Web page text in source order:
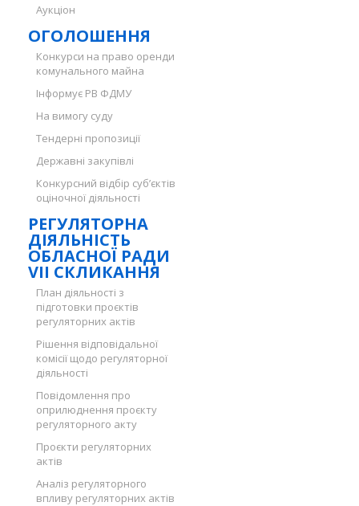
Аукціон
ОГОЛОШЕННЯ
Конкурси на право оренди
комунального майна
Інформує РВ ФДМУ
На вимогу суду
Тендерні пропозиції
Державні закупівлі
Конкурсний відбір суб’єктів
оціночної діяльності
РЕГУЛЯТОРНА
ДІЯЛЬНІСТЬ
ОБЛАСНОЇ РАДИ
VII СКЛИКАННЯ
План діяльності з
підготовки проєктів
регуляторних актів
Рішення відповідальної
комісії щодо регуляторної
діяльності
Повідомлення про
оприлюднення проєкту
регуляторного акту
Проєкти регуляторних
актів
Аналіз регуляторного
впливу регуляторних актів